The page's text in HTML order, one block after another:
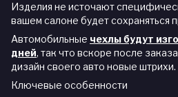
Изделия не источают
вашем салоне будет сохраняться
Автомобильные чехлы будут
дней, так что вскоре после
дизайн своего авто новые штрихи.
Ключевые особенности